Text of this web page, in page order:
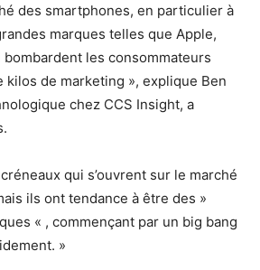
des smartphones, en particulier à
marques telles que Apple,
bombardent les consommateurs
kilos de marketing », explique Ben
chez CCS Insight, a
qui s’ouvrent sur le marché
ils ont tendance à être des »
« , commençant par un big bang
»